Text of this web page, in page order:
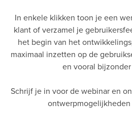
In enkele klikken toon je een
klant of verzamel je
het begin van het
maximaal inzetten op de
en vooral
Schrijf je in voor de webinar en